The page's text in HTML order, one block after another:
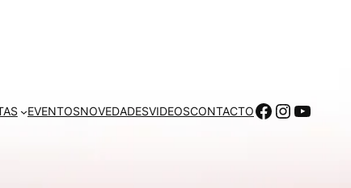
EVENTOSNOVEDADESVIDEOSCONTACTO